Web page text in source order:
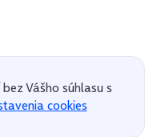
Vášho súhlasu s
cookies